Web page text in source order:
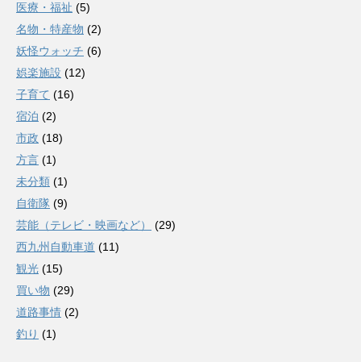
医療・福祉 (5)
名物・特産物 (2)
妖怪ウォッチ (6)
娯楽施設 (12)
子育て (16)
宿泊 (2)
市政 (18)
方言 (1)
未分類 (1)
自衛隊 (9)
芸能（テレビ・映画など）
(29)
西九州自動車道 (11)
観光 (15)
買い物 (29)
道路事情 (2)
釣り (1)